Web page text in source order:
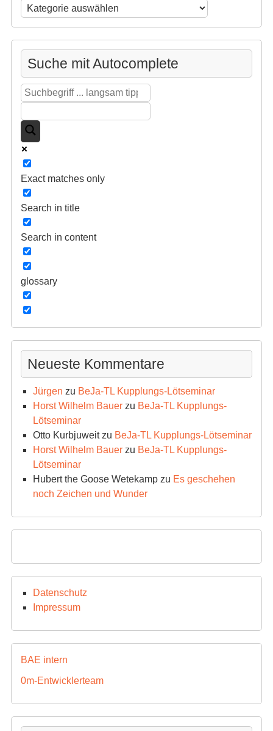
Beitragssuche
nach
Suche mit Autocomplete
Exact matches only
Search in title
Search in content
glossary
Neueste Kommentare
Jürgen zu BeJa-TL Kupplungs-Lötseminar
Horst Wilhelm Bauerzu BeJa-TL Kupplungs-
Lötseminar
Otto Kurbjuweitzu BeJa-TL Kupplungs-Lötseminar
Horst Wilhelm Bauerzu BeJa-TL Kupplungs-
Lötseminar
Hubert the Goose Wetekampzu Es geschehen
noch Zeichen und Wunder
Datenschutz
Impressum
BAE intern
0m-Entwicklerteam